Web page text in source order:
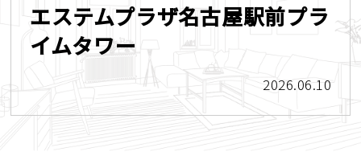
エステムプラザ名古屋駅前プラ
イムタワー
2026.06.10